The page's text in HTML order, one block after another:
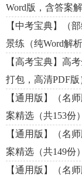
Word版，含答案解
【中考宝典】（
景练（纯Word解析
【高考宝典】高
打包，高清PDF版
【通用版】（名
案精选（共153份）
【通用版】（名
案精选（共149份）
【通用版】（名